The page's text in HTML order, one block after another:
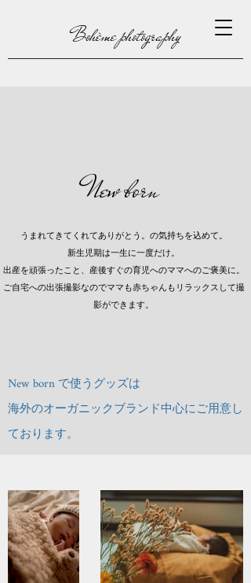
Bohème photography
New born
うまれてきてくれてありがとう。の気持ちを込めて。
新生児期は一生に一度だけ。
出産を頑張ったこと、産後すぐの育児へのママへのご褒美に。
ご自宅への出張撮影なのでママも赤ちゃんもリラックスして撮
影ができます。
New born で使うグッズは
海外のオーガニックブランド中心にご用意し
ております。